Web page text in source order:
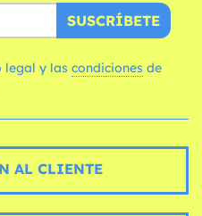
SUSCRÍBETE
legal y las condiciones
AL CLIENTE